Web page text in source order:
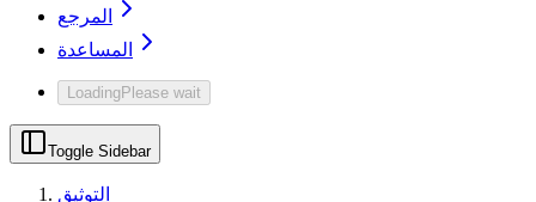
المرجع
المساعدة
LoadingPlease wait
Toggle Sidebar
التوثيق